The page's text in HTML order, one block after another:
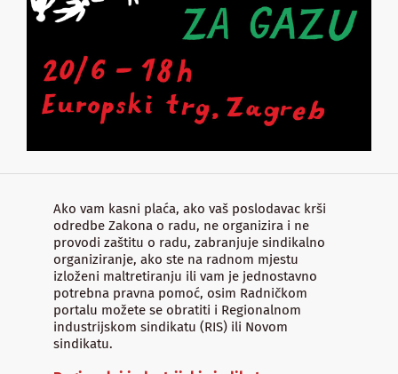
Ako vam kasni plaća, ako vaš poslodavac krši
odredbe Zakona o radu, ne organizira i ne
provodi zaštitu o radu, zabranjuje sindikalno
organiziranje, ako ste na radnom mjestu
izloženi maltretiranju ili vam je jednostavno
potrebna pravna pomoć, osim Radničkom
portalu možete se obratiti i Regionalnom
industrijskom sindikatu (RIS) ili Novom
sindikatu.